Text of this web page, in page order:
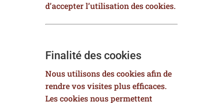
d’accepter l’utilisation des cookies.
Finalité des cookies
Nous utilisons des cookies afin de
rendre vos visites plus efficaces.
Les cookies nous permettent